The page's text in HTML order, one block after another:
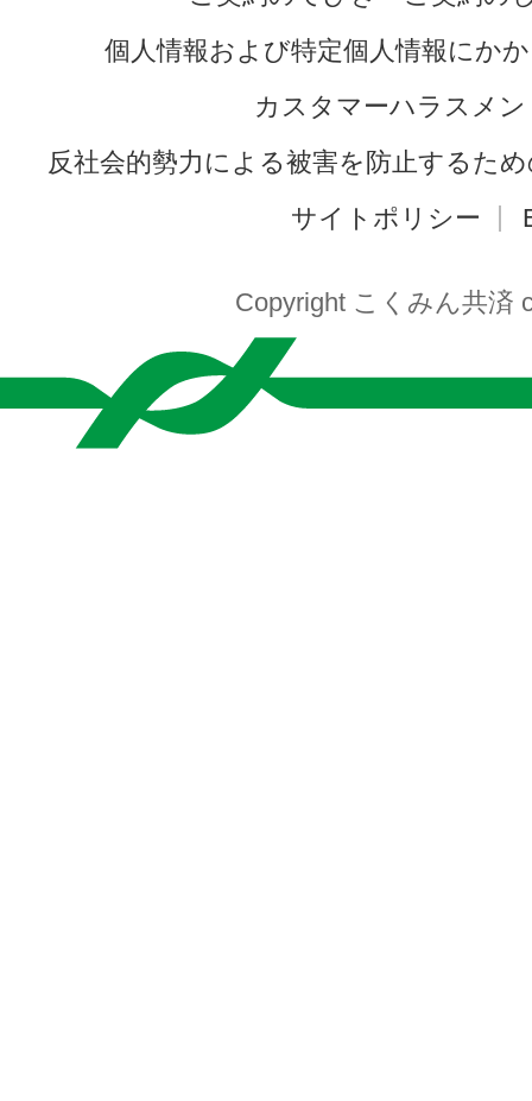
個人情報および特定個人情報にか
カスタマーハラスメ
反社会的勢力による被害を防止するた
サイトポリシー
Copyright こくみん共済